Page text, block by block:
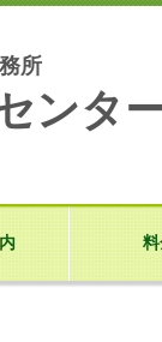
所
ンタ